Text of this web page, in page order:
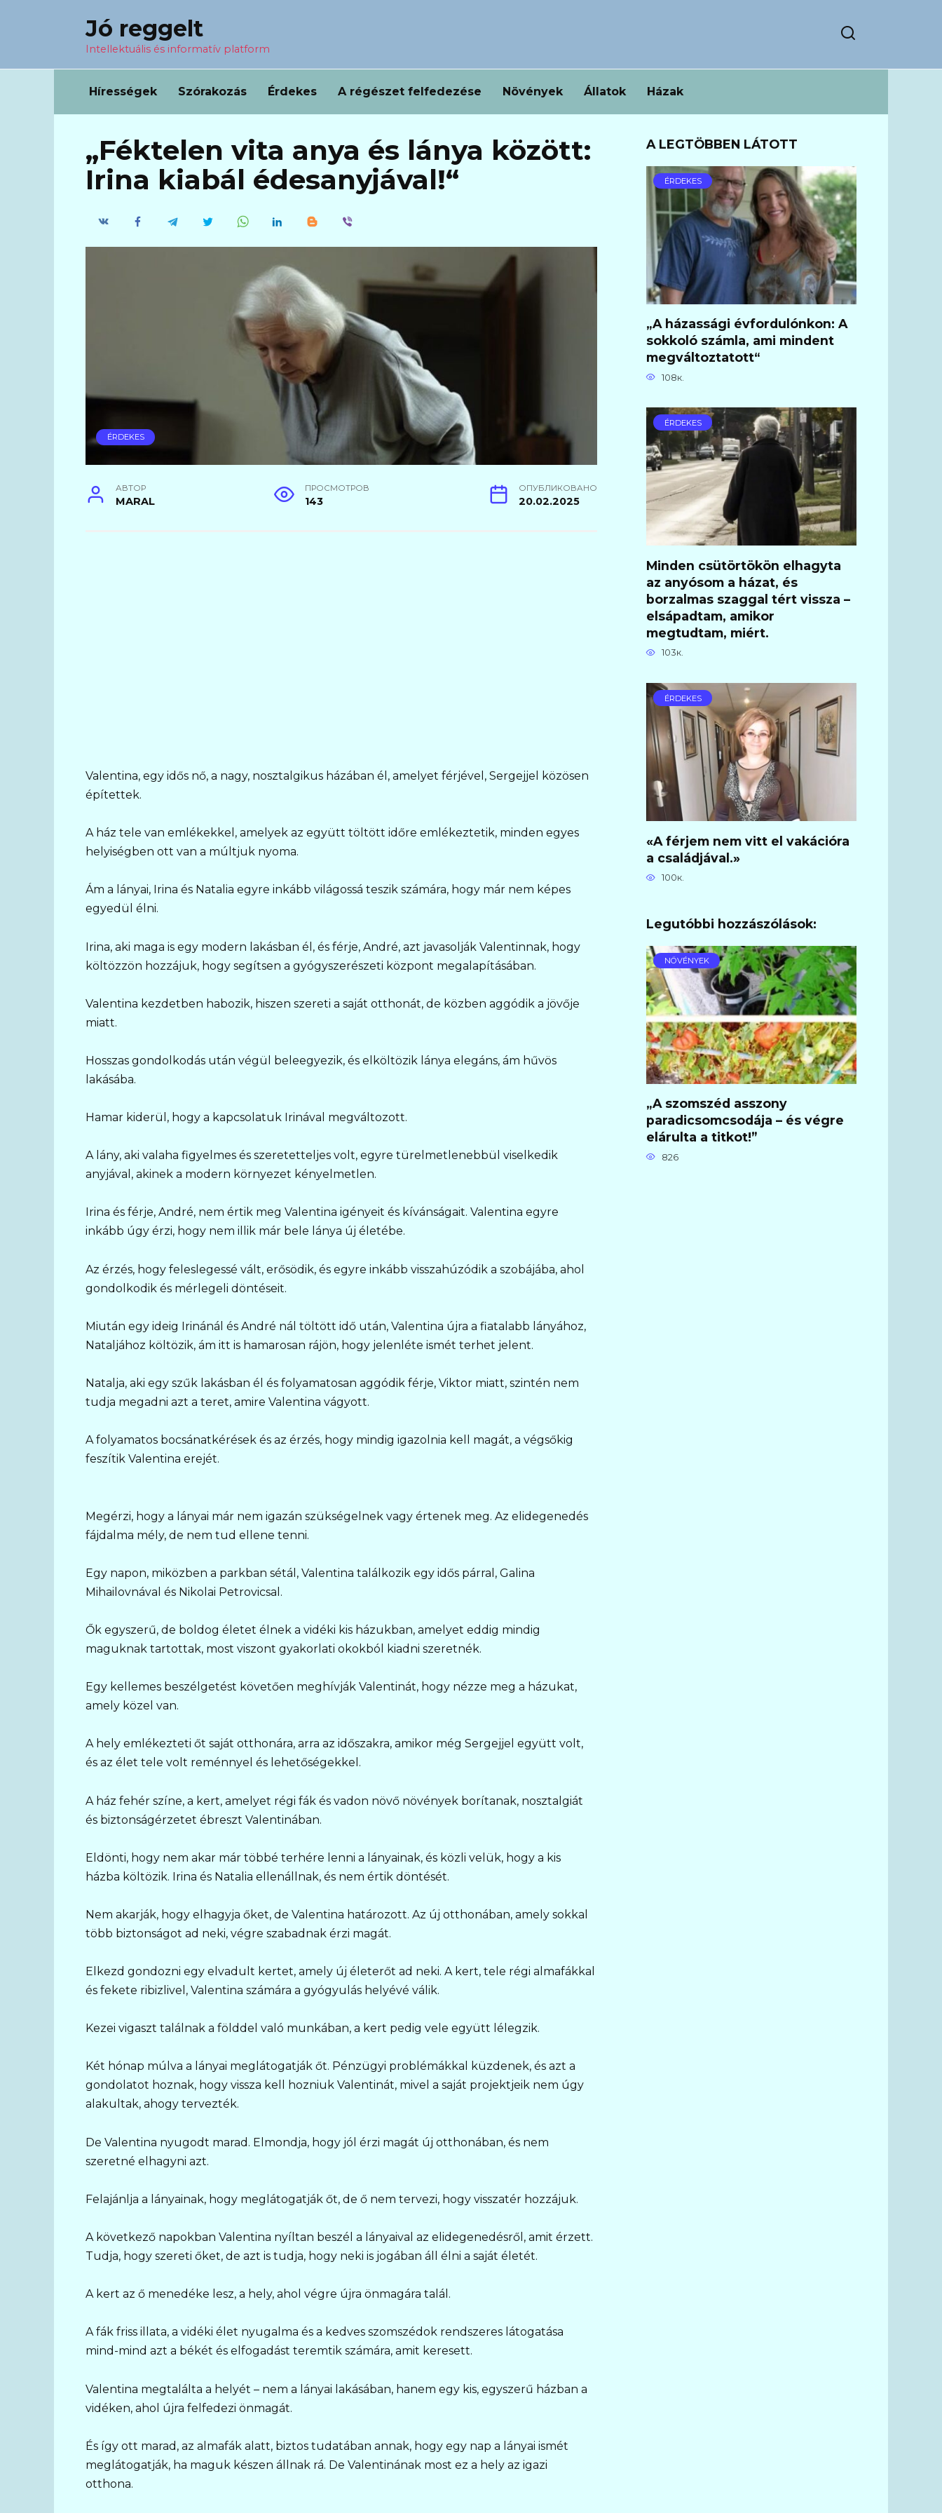
Jó reggelt
Intellektuális és informatív platform
Hírességek Szórakozás Érdekes A régészet felfedezése Növények Állatok Házak
„Féktelen vita anya és lánya között:
Irina kiabál édesanyjával!“
ÉRDEKES
АВТОР
MARAL
ПРОСМОТРОВ
143
ОПУБЛИКОВАНО
20.02.2025
Valentina, egy idős nő, a nagy, nosztalgikus házában él, amelyet férjével, Sergejjel közösen
építettek.
A ház tele van emlékekkel, amelyek az együtt töltött időre emlékeztetik, minden egyes
helyiségben ott van a múltjuk nyoma.
Ám a lányai, Irina és Natalia egyre inkább világossá teszik számára, hogy már nem képes
egyedül élni.
Irina, aki maga is egy modern lakásban él, és férje, André, azt javasolják Valentinnak, hogy
költözzön hozzájuk, hogy segítsen a gyógyszerészeti központ megalapításában.
Valentina kezdetben habozik, hiszen szereti a saját otthonát, de közben aggódik a jövője
miatt.
Hosszas gondolkodás után végül beleegyezik, és elköltözik lánya elegáns, ám hűvös
lakásába.
Hamar kiderül, hogy a kapcsolatuk Irinával megváltozott.
A lány, aki valaha figyelmes és szeretetteljes volt, egyre türelmetlenebbül viselkedik
anyjával, akinek a modern környezet kényelmetlen.
Irina és férje, André, nem értik meg Valentina igényeit és kívánságait. Valentina egyre
inkább úgy érzi, hogy nem illik már bele lánya új életébe.
Az érzés, hogy feleslegessé vált, erősödik, és egyre inkább visszahúzódik a szobájába, ahol
gondolkodik és mérlegeli döntéseit.
Miután egy ideig Irinánál és André nál töltött idő után, Valentina újra a fiatalabb lányához,
Nataljához költözik, ám itt is hamarosan rájön, hogy jelenléte ismét terhet jelent.
Natalja, aki egy szűk lakásban él és folyamatosan aggódik férje, Viktor miatt, szintén nem
tudja megadni azt a teret, amire Valentina vágyott.
A folyamatos bocsánatkérések és az érzés, hogy mindig igazolnia kell magát, a végsőkig
feszítik Valentina erejét.
Megérzi, hogy a lányai már nem igazán szükségelnek vagy értenek meg. Az elidegenedés
fájdalma mély, de nem tud ellene tenni.
Egy napon, miközben a parkban sétál, Valentina találkozik egy idős párral, Galina
Mihailovnával és Nikolai Petrovicsal.
Ők egyszerű, de boldog életet élnek a vidéki kis házukban, amelyet eddig mindig
maguknak tartottak, most viszont gyakorlati okokból kiadni szeretnék.
Egy kellemes beszélgetést követően meghívják Valentinát, hogy nézze meg a házukat,
amely közel van.
A hely emlékezteti őt saját otthonára, arra az időszakra, amikor még Sergejjel együtt volt,
és az élet tele volt reménnyel és lehetőségekkel.
A ház fehér színe, a kert, amelyet régi fák és vadon növő növények borítanak, nosztalgiát
és biztonságérzetet ébreszt Valentinában.
Eldönti, hogy nem akar már többé terhére lenni a lányainak, és közli velük, hogy a kis
házba költözik. Irina és Natalia ellenállnak, és nem értik döntését.
Nem akarják, hogy elhagyja őket, de Valentina határozott. Az új otthonában, amely sokkal
több biztonságot ad neki, végre szabadnak érzi magát.
Elkezd gondozni egy elvadult kertet, amely új életerőt ad neki. A kert, tele régi almafákkal
és fekete ribizlivel, Valentina számára a gyógyulás helyévé válik.
Kezei vigaszt találnak a földdel való munkában, a kert pedig vele együtt lélegzik.
Két hónap múlva a lányai meglátogatják őt. Pénzügyi problémákkal küzdenek, és azt a
gondolatot hoznak, hogy vissza kell hozniuk Valentinát, mivel a saját projektjeik nem úgy
alakultak, ahogy tervezték.
De Valentina nyugodt marad. Elmondja, hogy jól érzi magát új otthonában, és nem
szeretné elhagyni azt.
Felajánlja a lányainak, hogy meglátogatják őt, de ő nem tervezi, hogy visszatér hozzájuk.
A következő napokban Valentina nyíltan beszél a lányaival az elidegenedésről, amit érzett.
Tudja, hogy szereti őket, de azt is tudja, hogy neki is jogában áll élni a saját életét.
A kert az ő menedéke lesz, a hely, ahol végre újra önmagára talál.
A fák friss illata, a vidéki élet nyugalma és a kedves szomszédok rendszeres látogatása
mind-mind azt a békét és elfogadást teremtik számára, amit keresett.
Valentina megtalálta a helyét – nem a lányai lakásában, hanem egy kis, egyszerű házban a
vidéken, ahol újra felfedezi önmagát.
És így ott marad, az almafák alatt, biztos tudatában annak, hogy egy nap a lányai ismét
meglátogatják, ha maguk készen állnak rá. De Valentinának most ez a hely az igazi
otthona.
A LEGTÖBBEN LÁTOTT
ÉRDEKES
„A házassági évfordulónkon: A
sokkoló számla, ami mindent
megváltoztatott“
108к.
ÉRDEKES
Minden csütörtökön elhagyta
az anyósom a házat, és
borzalmas szaggal tért vissza –
elsápadtam, amikor
megtudtam, miért.
103к.
ÉRDEKES
«A férjem nem vitt el vakációra
a családjával.»
100к.
Legutóbbi hozzászólások:
NÖVÉNYEK
„A szomszéd asszony
paradicsomcsodája – és végre
elárulta a titkot!”
826